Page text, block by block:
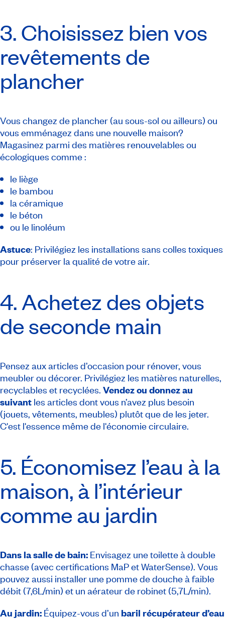
3. Choisissez bien vos
revêtements de
plancher
Vous changez de plancher (au sous-sol ou ailleurs) ou
vous emménagez dans une nouvelle maison?
Magasinez parmi des matières renouvelables ou
écologiques comme :
le liège
le bambou
la céramique
le béton
ou le linoléum
Astuce: Privilégiez les installations sans colles toxiques
pour préserver la qualité de votre air.
4. Achetez des objets
de seconde main
Pensez aux articles d’occasion pour rénover, vous
meubler ou décorer. Privilégiez les matières naturelles,
recyclables et recyclées. Vendez ou donnez au
suivant les articles dont vous n’avez plus besoin
(jouets, vêtements, meubles) plutôt que de les jeter.
C'est l'essence même de l'économie circulaire.
5. Économisez l’eau à la
maison, à l’intérieur
comme au jardin
Dans la salle de bain: Envisagez une toilette à double
chasse (avec certifications MaP et WaterSense). Vous
pouvez aussi installer une pomme de douche à faible
débit (7,6L/min) et un aérateur de robinet (5,7L/min).
Au jardin: Équipez-vous d’un baril récupérateur d’eau